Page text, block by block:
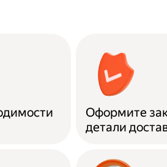
Оформите
детали